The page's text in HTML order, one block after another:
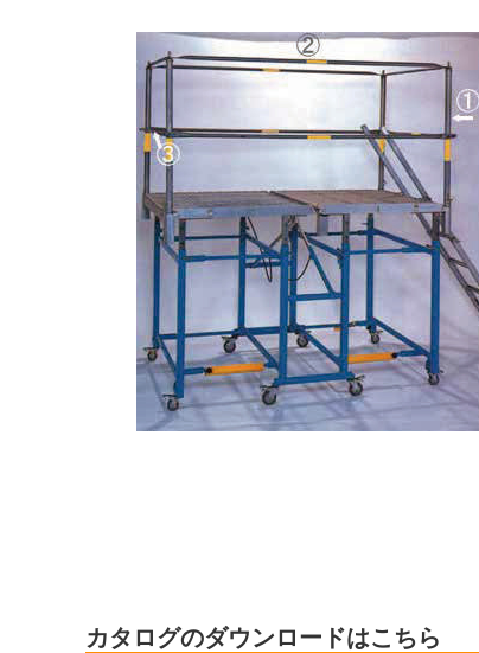
カタログのダウンロードはこちら